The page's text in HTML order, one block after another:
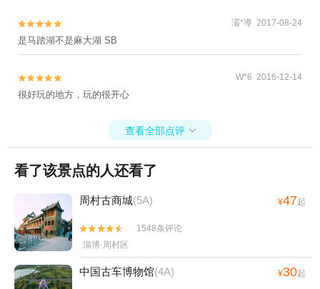

 灞*導 2017-08-24
是马踏湖不是麻大湖 SB

 W*6 2016-12-14
很好玩的地方，玩的很开心
查看全部点评 
看了该景点的人还看了
周村古商城(5A) ¥47起


1548条评论
淄博·周村区
中国古车博物馆(4A) ¥30起